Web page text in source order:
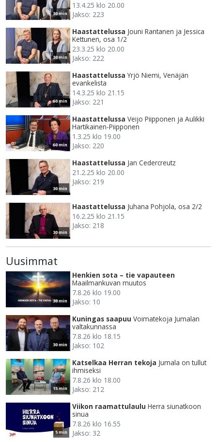
30 min
13.4.25 klo 20.00
Jakso: 223
30 min
Haastattelussa Jouni Rantanen ja Jessica
Kettunen, osa 1/2
23.3.25 klo 20.00
Jakso: 222
60 min
Haastattelussa Yrjö Niemi, Venäjän
evankelista
14.3.25 klo 21.15
Jakso: 221
60 min
Haastattelussa Veijo Piipponen ja Aulikki
Hartikainen-Piipponen
1.3.25 klo 19.00
Jakso: 220
30 min
Haastattelussa Jan Cedercreutz
21.2.25 klo 20.00
Jakso: 219
30 min
Haastattelussa Juhana Pohjola, osa 2/2
16.2.25 klo 21.15
Jakso: 218
Uusimmat
30 min
Henkien sota – tie vapauteen
Maailmankuvan muutos
7.8.26 klo 19.00
Jakso: 10
30 min
Kuningas saapuu Voimatekoja Jumalan
valtakunnassa
7.8.26 klo 18.15
Jakso: 102
15 min
Katselkaa Herran tekoja Jumala on tullut
ihmiseksi
7.8.26 klo 18.00
Jakso: 212
5 min
Viikon raamattulaulu Herra siunatkoon
sinua
7.8.26 klo 16.55
Jakso: 32